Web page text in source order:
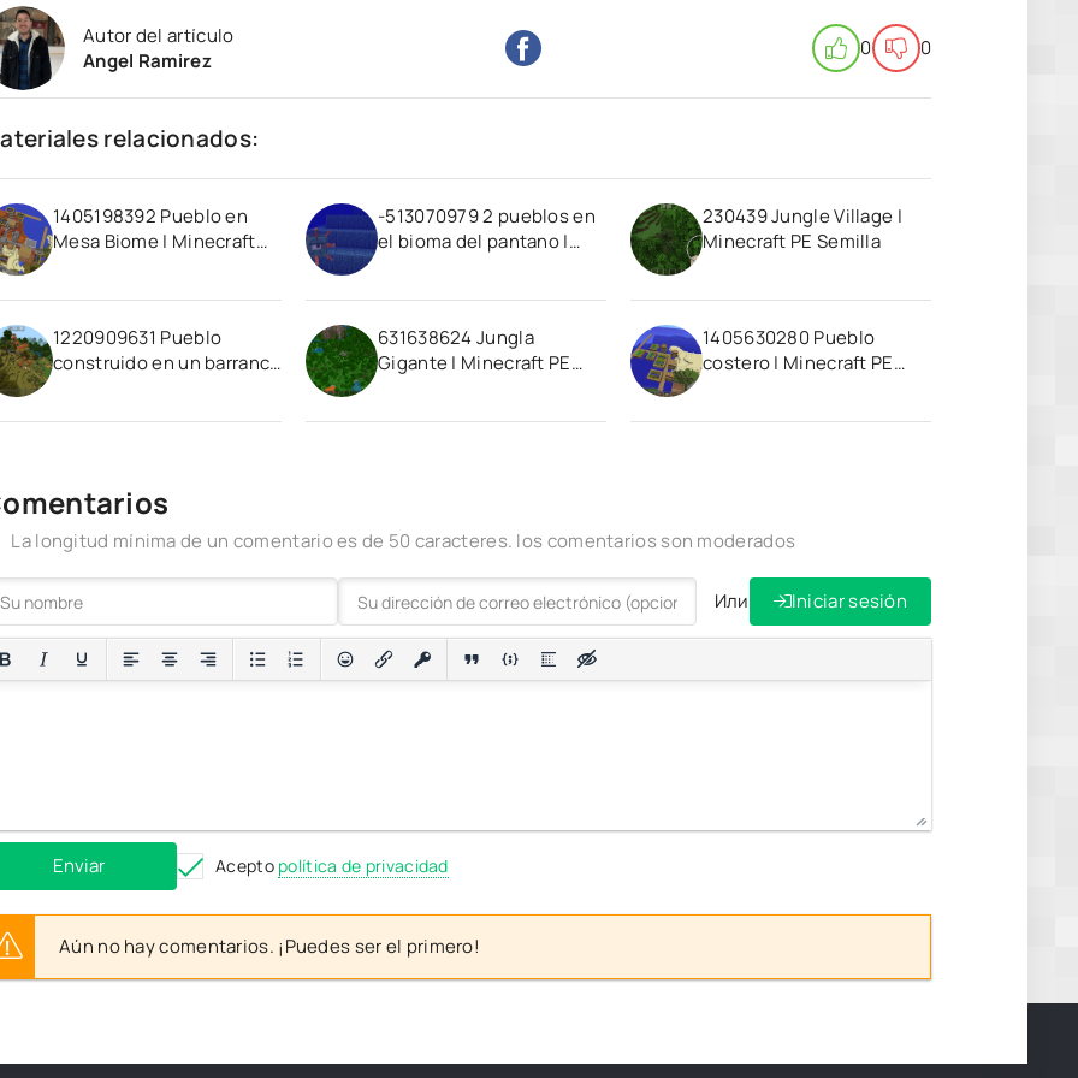
Autor del artículo
Angel Ramirez
0 0
relacionados:
1405198392 Pueblo en
Mesa Biome | Minecraft
-513070979 2 pueblos en
el bioma del pantano |
230439 Jungle Village |
Minecraft PE Semilla
1220909631 Pueblo
construido en un barranco
631638624 Jungla
Gigante | Minecraft PE
1405630280 Pueblo
costero | Minecraft PE
La longitud mínima de un comentario es de 50 caracteres. los comentarios son moderados
Или Iniciar sesión
Enviar Acepto política de privacidad
Aún no hay comentarios. ¡Puedes ser el primero!